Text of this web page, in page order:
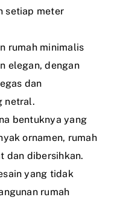
setiap meter
rumah minimalis
elegan, dengan
dan
netral.
bentuknya yang
ornamen, rumah
dan dibersihkan.
yang tidak
rumah